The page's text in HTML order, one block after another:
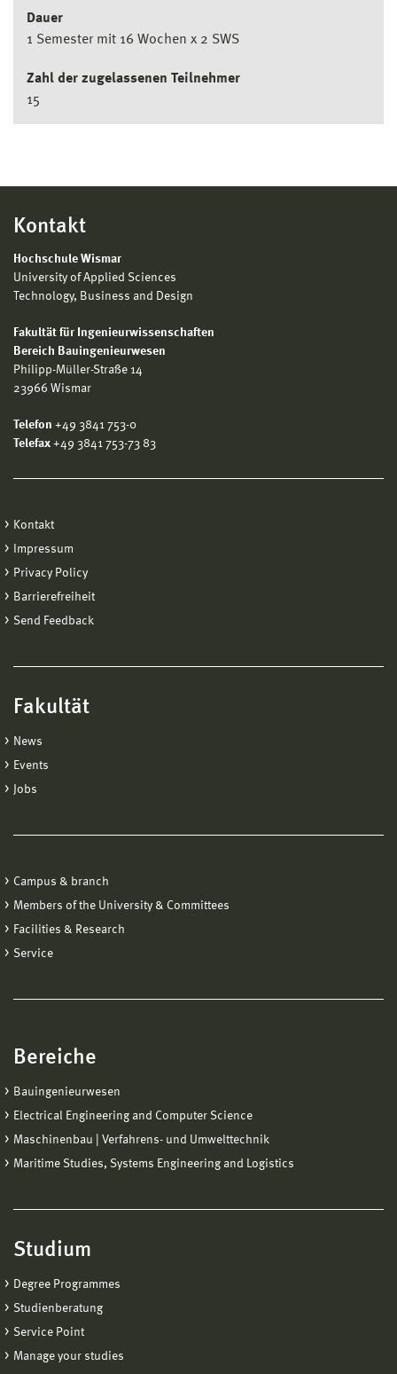
Dauer
1 Semester mit 16 Wochen x 2 SWS
Zahl der zugelassenen Teilnehmer
15
Kontakt
Hochschule Wismar
University of Applied Sciences
Technology, Business and Design
Fakultät für Ingenieurwissenschaften
Bereich Bauingenieurwesen
Philipp-Müller-Straße 14
23966 Wismar
Telefon +49 3841 753-0
Telefax +49 3841 753-73 83
Kontakt
Impressum
Privacy Policy
Barrierefreiheit
Send Feedback
Fakultät
News
Events
Jobs
Campus & branch
Members of the University & Committees
Facilities & Research
Service
Bereiche
Bauingenieurwesen
Electrical Engineering and Computer Science
Maschinenbau | Verfahrens- und Umwelttechnik
Maritime Studies, Systems Engineering and Logistics
Studium
Degree Programmes
Studienberatung
Service Point
Manage your studies